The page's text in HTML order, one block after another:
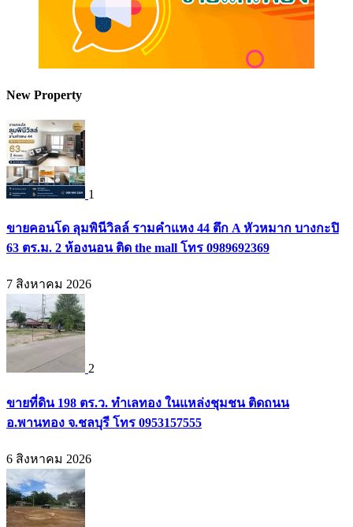
New Property
1
ขายคอนโด ลุมพินีวิลล์ รามคำแหง 44 ตึก A หัวหมาก บางกะปิ
63 ตร.ม. 2 ห้องนอน ติด the mall โทร 0989692369
7 สิงหาคม 2026
2
ขายที่ดิน 198 ตร.ว. ทำเลทอง ในแหล่งชุมชน ติดถนน
อ.พานทอง จ.ชลบุรี โทร 0953157555
6 สิงหาคม 2026